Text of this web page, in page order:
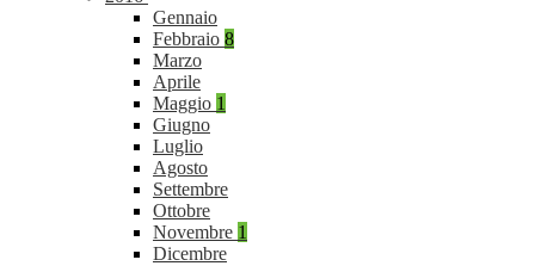
Gennaio
Febbraio 8
Marzo
Aprile
Maggio 1
Giugno
Luglio
Agosto
Settembre
Ottobre
Novembre 1
Dicembre